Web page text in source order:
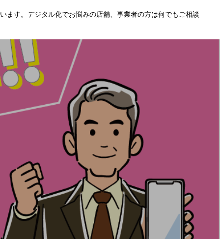
ます。デジタル化でお悩みの店舗、事業者の方は何でもご相談